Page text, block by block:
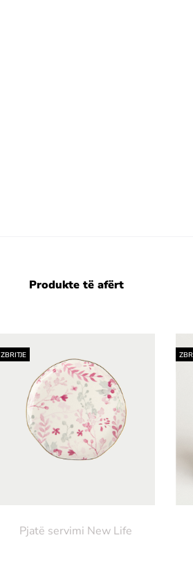
Produkte të afërt
ZBRITJE
Pjatë servimi New Life